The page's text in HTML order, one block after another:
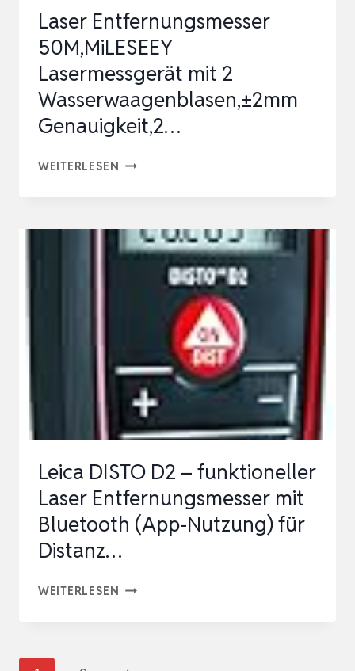
Laser Entfernungsmesser
50M,MiLESEEY
Lasermessgerät mit 2
Wasserwaagenblasen,±2mm
Genauigkeit,2…
WEITERLESEN LASER
LASERMESSGERÄT
MIT
WASSERWAAGENBLASEN,
GENAUIGKEIT,2…
Leica DISTO D2 – funktioneller
Laser Entfernungsmesser mit
Bluetooth (App-Nutzung) für
Distanz…
WEITERLESEN LEICA